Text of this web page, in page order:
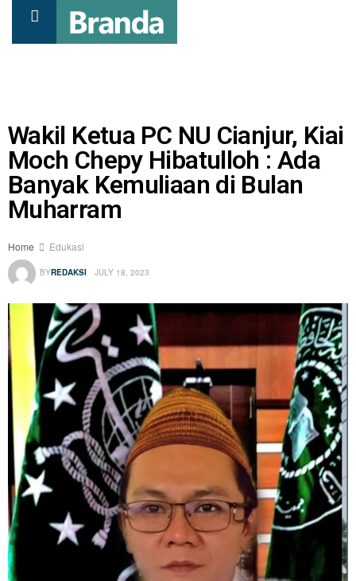
Wakil Ketua PC NU Cianjur, Kiai
Moch Chepy Hibatulloh : Ada
Banyak Kemuliaan di Bulan
Muharram
Home Edukasi
BYREDAKSI JULY 18, 2023